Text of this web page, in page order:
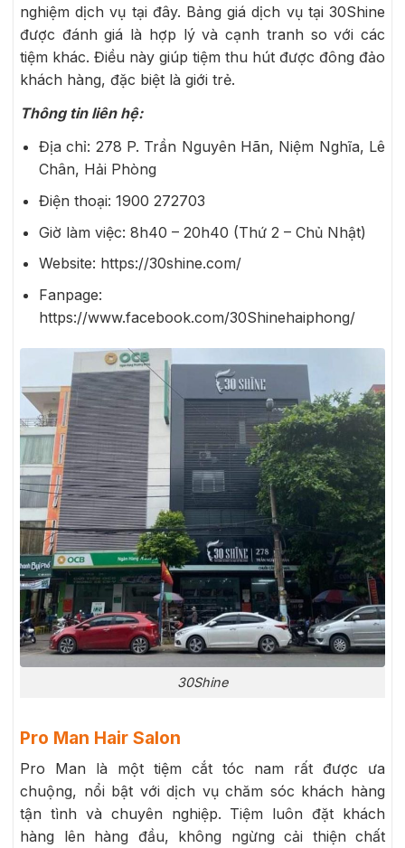
nghiệm dịch vụ tại đây. Bảng giá dịch vụ tại 30Shine
được đánh giá là hợp lý và cạnh tranh so với các
tiệm khác. Điều này giúp tiệm thu hút được đông đảo
khách hàng, đặc biệt là giới trẻ.
Thông tin liên hệ:
Địa chỉ: 278 P. Trần Nguyên Hãn, Niệm Nghĩa, Lê
Chân, Hải Phòng
Điện thoại: 1900 272703
Giờ làm việc: 8h40 – 20h40 (Thứ 2 – Chủ Nhật)
Website: https://30shine.com/
Fanpage:
https://www.facebook.com/30Shinehaiphong/
30Shine
Pro Man Hair Salon
Pro Man là một tiệm cắt tóc nam rất được ưa
chuộng, nổi bật với dịch vụ chăm sóc khách hàng
tận tình và chuyên nghiệp. Tiệm luôn đặt khách
hàng lên hàng đầu, không ngừng cải thiện chất